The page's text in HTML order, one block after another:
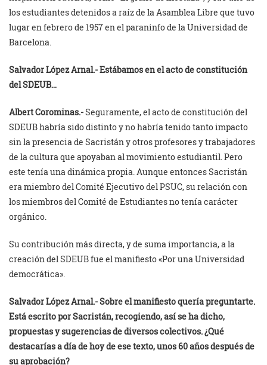
los estudiantes detenidos a raíz de la Asamblea Libre que tuvo
lugar en febrero de 1957 en el paraninfo de la Universidad de
Barcelona.
Salvador López Arnal.-Estábamos en el acto de constitución
del SDEUB…
Albert Corominas.-Seguramente, el acto de constitución del
SDEUB habría sido distinto y no habría tenido tanto impacto
sin la presencia de Sacristán y otros profesores y trabajadores
de la cultura que apoyaban al movimiento estudiantil. Pero
este tenía una dinámica propia. Aunque entonces Sacristán
era miembro del Comité Ejecutivo del PSUC, su relación con
los miembros del Comité de Estudiantes no tenía carácter
orgánico.
Su contribución más directa, y de suma importancia, a la
creación del SDEUB fue el manifiesto «Por una Universidad
democrática».
Salvador López Arnal.-Sobre el manifiesto quería preguntarte.
Está escrito por Sacristán, recogiendo, así se ha dicho,
propuestas y sugerencias de diversos colectivos. ¿Qué
destacarías a día de hoy de ese texto, unos 60 años después de
su aprobación?